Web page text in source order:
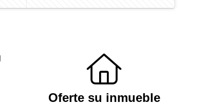
Oferte su inmueble